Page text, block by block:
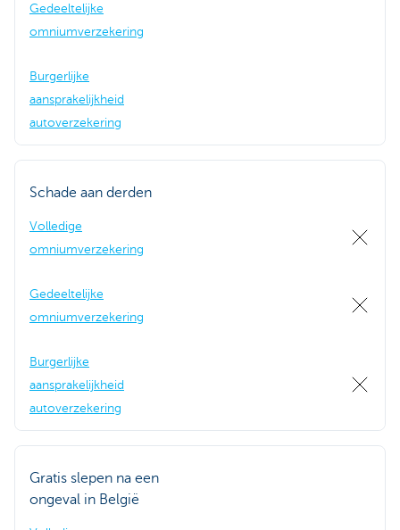
Gedeeltelijke
omniumverzekering
Burgerlijke
aansprakelijkheid
autoverzekering
Schade aan derden
Volledige
omniumverzekering
Gedeeltelijke
omniumverzekering
Burgerlijke
aansprakelijkheid
autoverzekering
Gratis slepen na een
ongeval in België